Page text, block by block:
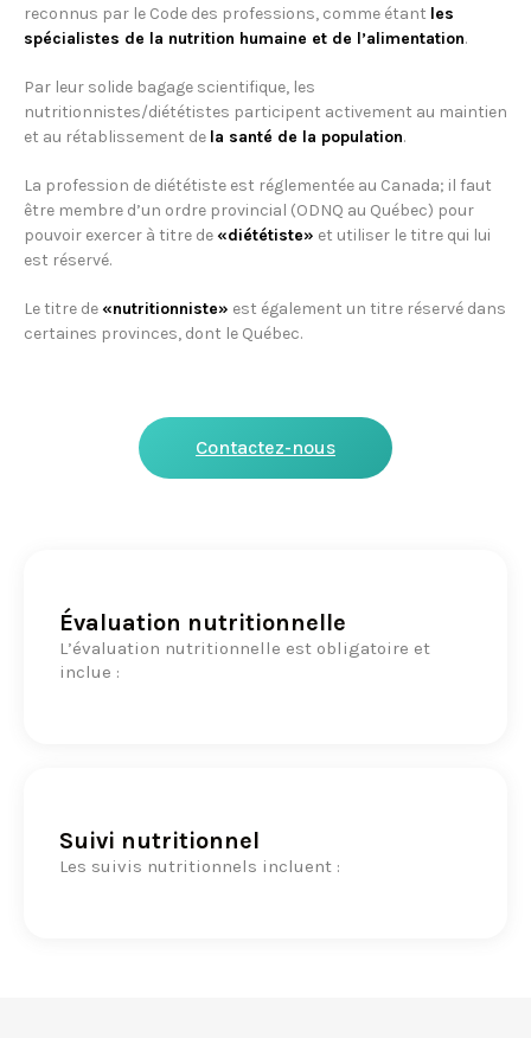
reconnus par le Code des professions, comme étant les
spécialistes de la nutrition humaine et de l’alimentation.
Par leur solide bagage scientifique, les
nutritionnistes/diététistes participent activement au maintien
et au rétablissement de la santé de la population.
La profession de diététiste est réglementée au Canada; il faut
être membre d’un ordre provincial (ODNQ au Québec) pour
pouvoir exercer à titre de«diététiste» et utiliser le titre qui lui
est réservé.
Le titre de«nutritionniste» est également un titre réservé dans
certaines provinces, dont le Québec.
Contactez-nous
Évaluation nutritionnelle
L’évaluation nutritionnelle est obligatoire et
inclue :
Suivi nutritionnel
Les suivis nutritionnels incluent :